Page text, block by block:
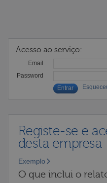
Acesso ao serviço:
Email
Password
Registe-se e
desta empresa
Exemplo
O que inclui o